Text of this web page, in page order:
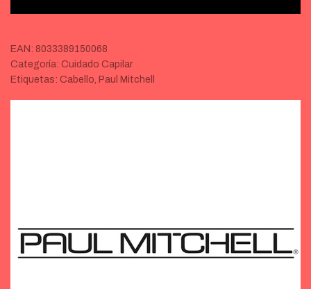
EAN: 8033389150068
Categoría: Cuidado Capilar
Etiquetas: Cabello, Paul Mitchell